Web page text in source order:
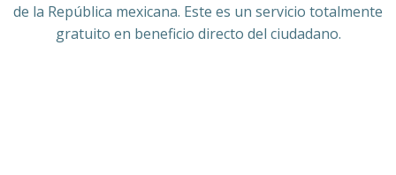
de la República mexicana. Este es un servicio totalmente
gratuito en beneficio directo del ciudadano.